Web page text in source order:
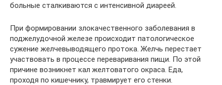
больные сталкиваются с интенсивной диареей.
При формировании злокачественного заболевания в
поджелудочной железе происходит патологическое
сужение желчевыводящего протока. Желчь перестает
участвовать в процессе переваривания пищи. По этой
причине возникнет кал желтоватого окраса. Еда,
проходя по кишечнику, травмирует его стенки.